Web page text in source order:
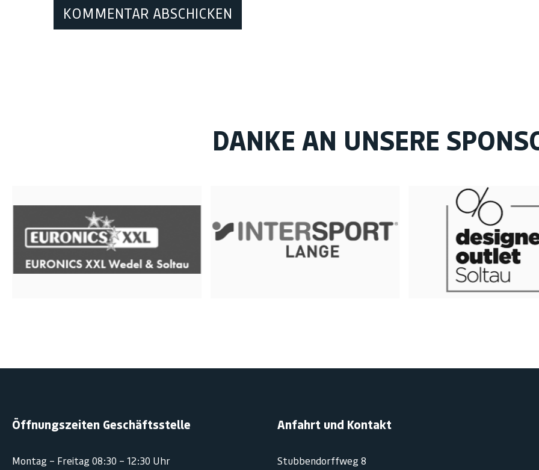
DANKE AN UNSERE
Öffnungszeiten Geschäftsstelle
Montag – Freitag 08:30 – 12:30 Uhr
Anfahrt und Kontakt
Stubbendorffweg 8